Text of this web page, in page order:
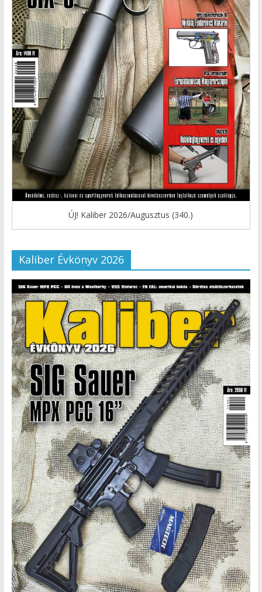
ÚJ! Kaliber 2026/Augusztus (340.)
Kaliber Évkönyv 2026